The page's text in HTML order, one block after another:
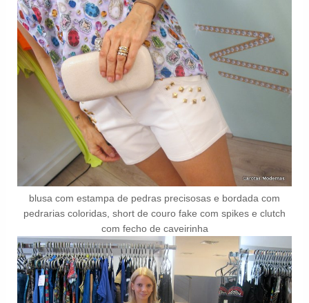
blusa com estampa de pedras precisosas e bordada com
pedrarias coloridas, short de couro fake com spikes e clutch
com fecho de caveirinha